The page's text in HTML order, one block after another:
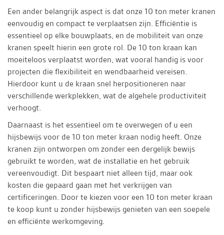
Een ander belangrijk aspect is dat onze 10 ton meter kranen
eenvoudig en compact te verplaatsen zijn. Efficiëntie is
essentieel op elke bouwplaats, en de mobiliteit van onze
kranen speelt hierin een grote rol. De 10 ton kraan kan
moeiteloos verplaatst worden, wat vooral handig is voor
projecten die flexibiliteit en wendbaarheid vereisen.
Hierdoor kunt u de kraan snel herpositioneren naar
verschillende werkplekken, wat de algehele productiviteit
verhoogt.
Daarnaast is het essentieel om te overwegen of u een
hijsbewijs voor de 10 ton meter kraan nodig heeft. Onze
kranen zijn ontworpen om zonder een dergelijk bewijs
gebruikt te worden, wat de installatie en het gebruik
vereenvoudigt. Dit bespaart niet alleen tijd, maar ook
kosten die gepaard gaan met het verkrijgen van
certificeringen. Door te kiezen voor een 10 ton meter kraan
te koop kunt u zonder hijsbewijs genieten van een soepele
en efficiënte werkomgeving.